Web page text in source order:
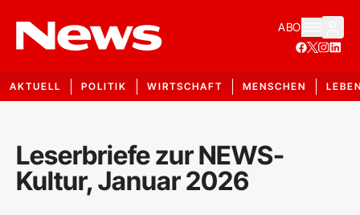
ABO
AKTUELL POLITIK WIRTSCHAFT MENSCHEN
Leserbriefe zur NEWS-
Kultur, Januar 2026